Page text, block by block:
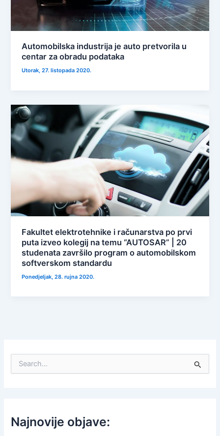
Automobilska industrija je auto pretvorila u
centar za obradu podataka
Utorak, 27. listopada 2020.
Fakultet elektrotehnike i računarstva po prvi
puta izveo kolegij na temu “AUTOSAR” | 20
studenata završilo program o automobilskom
softverskom standardu
Ponedjeljak, 28. rujna 2020.
f
oNajnovije objave: